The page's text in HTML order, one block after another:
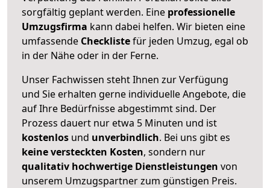
sorgfältig geplant werden. Eine professionelle
Umzugsfirma kann dabei helfen. Wir bieten eine
umfassende Checklistefür jeden Umzug, egal ob
in der Nähe oder in der Ferne.
Unser Fachwissen steht Ihnen zur Verfügung
und Sie erhalten gerne individuelle Angebote, die
auf Ihre Bedürfnisse abgestimmt sind. Der
Prozess dauert nur etwa 5 Minuten und ist
kostenlos und unverbindlich. Bei uns gibt es
keine versteckten Kosten, sondern nur
qualitativ hochwertige Dienstleistungen von
unserem Umzugspartner zum günstigen Preis.